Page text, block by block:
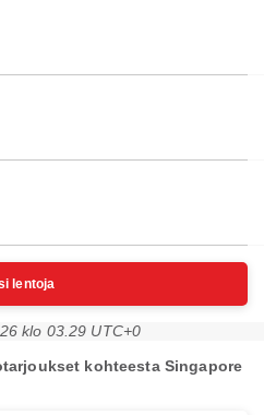
lentoja
klo 03.29 UTC+0
kohteesta Singapore